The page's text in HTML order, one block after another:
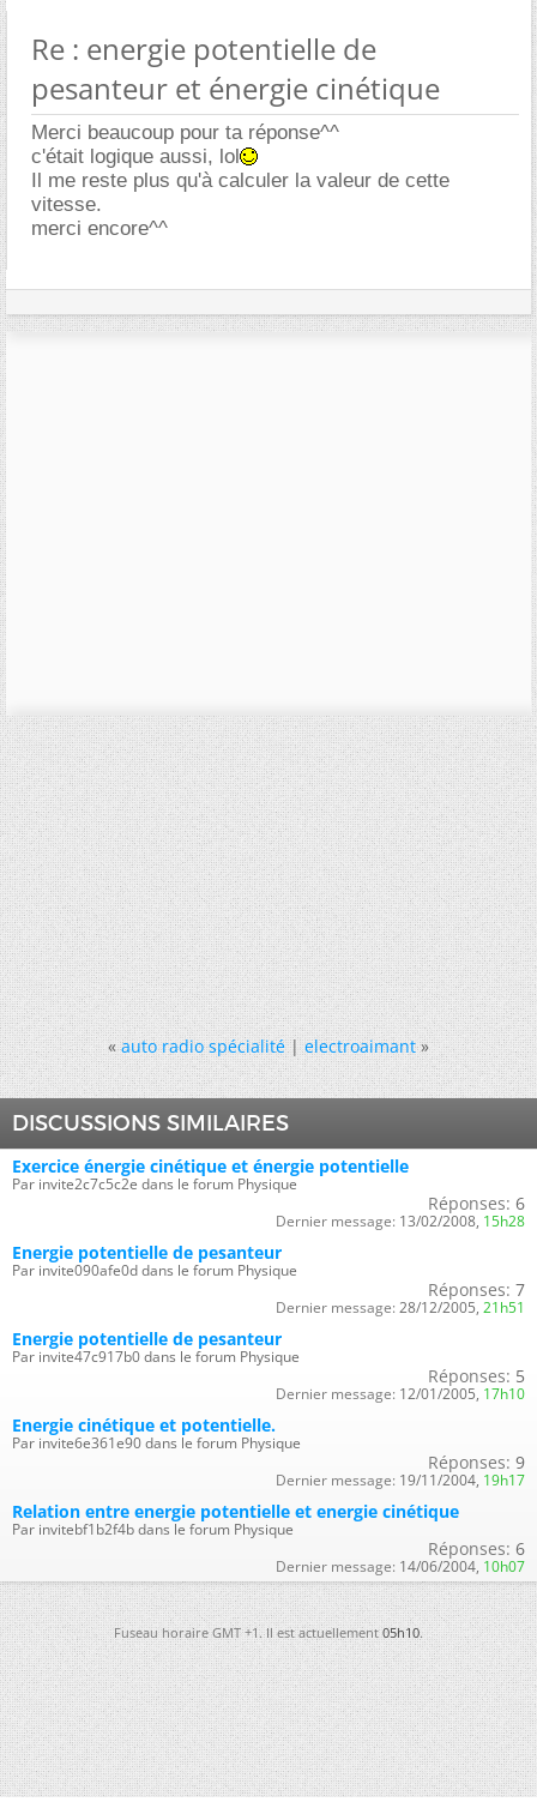
Re : energie potentielle de
pesanteur et énergie cinétique
Merci beaucoup pour ta réponse^^
c'était logique aussi, lol
Il me reste plus qu'à calculer la valeur de cette
vitesse.
merci encore^^
« auto radio spécialité|electroaimant »
DISCUSSIONS SIMILAIRES
Exercice énergie cinétique et énergie potentielle
Par invite2c7c5c2e dans le forum Physique
Réponses: 6
Dernier message: 13/02/2008, 15h28
Energie potentielle de pesanteur
Par invite090afe0d dans le forum Physique
Réponses: 7
Dernier message: 28/12/2005, 21h51
Energie potentielle de pesanteur
Par invite47c917b0 dans le forum Physique
Réponses: 5
Dernier message: 12/01/2005, 17h10
Energie cinétique et potentielle.
Par invite6e361e90 dans le forum Physique
Réponses: 9
Dernier message: 19/11/2004, 19h17
Relation entre energie potentielle et energie cinétique
Par invitebf1b2f4b dans le forum Physique
Réponses: 6
Dernier message: 14/06/2004, 10h07
Fuseau horaire GMT +1. Il est actuellement05h10.